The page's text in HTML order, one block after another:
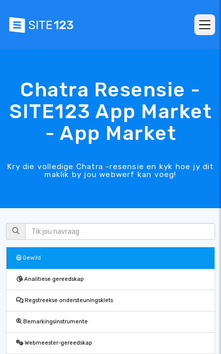
Chatra Resensie -
SITE123 App Market
- App Market
Kry die volledige Chatra -resensie en kyk hoe jy dit
maklik by jou webwerf kan voeg!
Gewild
Analitiese gereedskap
Regstreekse ondersteuningsklets
Bemarkingsinstrumente
Webmeester-gereedskap